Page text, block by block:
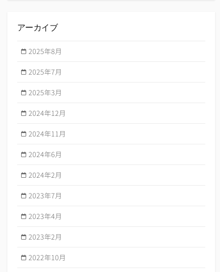
アーカイブ
2025年8月
2025年7月
2025年3月
2024年12月
2024年11月
2024年6月
2024年2月
2023年7月
2023年4月
2023年2月
2022年10月